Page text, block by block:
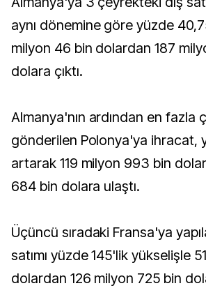
aynı dönemine göre yüzde
milyon 46 bin dolardan 187
dolara çıktı.
Almanya'nın ardından en fazla
gönderilen Polonya'ya ihracat,
artarak 119 milyon 993 bin
684 bin dolara ulaştı.
Üçüncü sıradaki Fransa'ya
satımı yüzde 145'lik yükselişle
dolardan 126 milyon 725 bin